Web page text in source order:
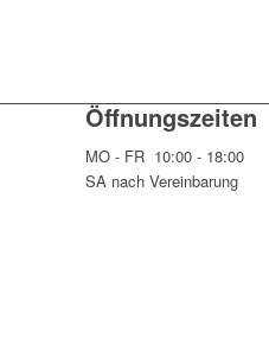
Öffnungszeiten
MO - FR 10:00 - 18:00
SA nach Vereinbarung